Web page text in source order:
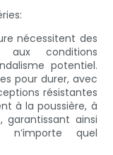
nécessitent des
aux conditions
potentiel.
pour durer, avec
résistantes
à la poussière, à
garantissant ainsi
n’importe quel